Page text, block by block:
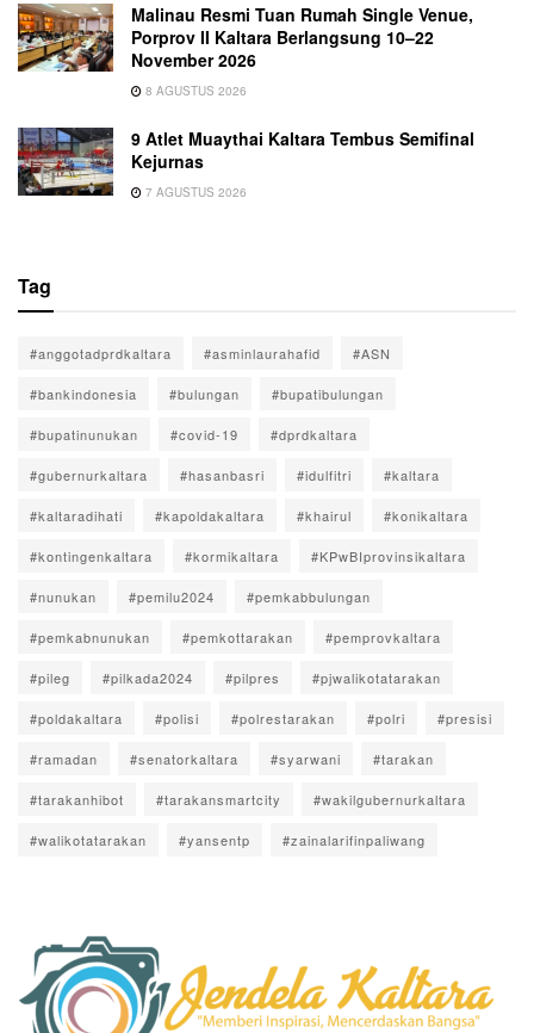
Malinau Resmi Tuan Rumah Single Venue,
Porprov II Kaltara Berlangsung 10–22
November 2026
8 AGUSTUS 2026
9 Atlet Muaythai Kaltara Tembus Semifinal
Kejurnas
7 AGUSTUS 2026
Tag
#anggotadprdkaltara #asminlaurahafid #ASN
#bankindonesia #bulungan #bupatibulungan
#bupatinunukan #covid-19 #dprdkaltara
#gubernurkaltara #hasanbasri #idulfitri #kaltara
#kaltaradihati #kapoldakaltara #khairul #konikaltara
#kontingenkaltara #kormikaltara #KPwBIprovinsikaltara
#nunukan #pemilu2024 #pemkabbulungan
#pemkabnunukan #pemkottarakan #pemprovkaltara
#pileg #pilkada2024 #pilpres #pjwalikotatarakan
#poldakaltara #polisi #polrestarakan #polri #presisi
#ramadan #senatorkaltara #syarwani #tarakan
#tarakanhibot #tarakansmartcity #wakilgubernurkaltara
#walikotatarakan #yansentp #zainalarifinpaliwang